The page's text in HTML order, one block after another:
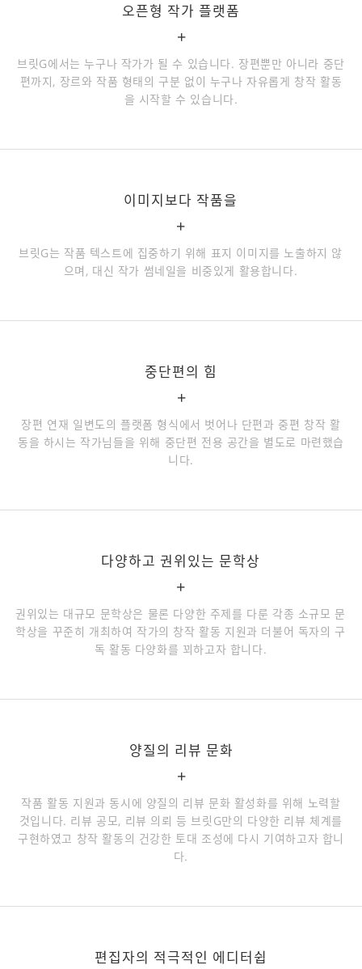
오픈형 작가 플랫폼
+
브릿G에서는 누구나 작가가 될 수 있습니다. 장편뿐만 아니라 중단
편까지, 장르와 작품 형태의 구분 없이 누구나 자유롭게 창작 활동
을 시작할 수 있습니다.
이미지보다 작품을
+
브릿G는 작품 텍스트에 집중하기 위해 표지 이미지를 노출하지 않
으며, 대신 작가 썸네일을 비중있게 활용합니다.
중단편의 힘
+
장편 연재 일변도의 플랫폼 형식에서 벗어나 단편과 중편 창작 활
동을 하시는 작가님들을 위해 중단편 전용 공간을 별도로 마련했습
니다.
다양하고 권위있는 문학상
+
권위있는 대규모 문학상은 물론 다양한 주제를 다룬 각종 소규모 문
학상을 꾸준히 개최하여 작가의 창작 활동 지원과 더불어 독자의 구
독 활동 다양화를 꾀하고자 합니다.
양질의 리뷰 문화
+
작품 활동 지원과 동시에 양질의 리뷰 문화 활성화를 위해 노력할
것입니다. 리뷰 공모, 리뷰 의뢰 등 브릿G만의 다양한 리뷰 체계를
구현하였고 창작 활동의 건강한 토대 조성에 다시 기여하고자 합니
다.
편집자의 적극적인 에디터쉽